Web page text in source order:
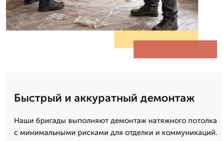
Быстрый и аккуратный демонтаж
Наши бригады выполняют демонтаж натяжного потолка
с минимальными рисками для отделки и коммуникаций.